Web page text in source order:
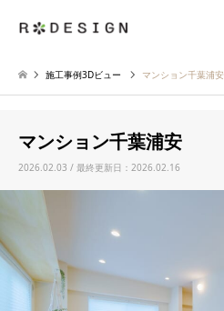
施工事例3Dビュー マンション千葉浦安
マンション千葉浦安
2026.02.03 / 最終更新日：2026.02.16